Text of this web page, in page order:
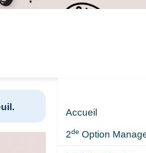
Accueil
2de Option